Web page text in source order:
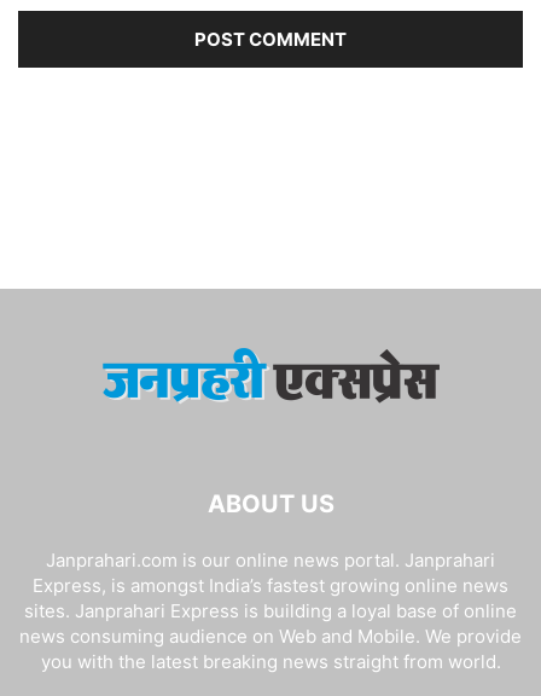
ABOUT US
Janprahari.com is our online news portal. Janprahari
Express, is amongst India’s fastest growing online news
sites. Janprahari Express is building a loyal base of online
news consuming audience on Web and Mobile. We provide
you with the latest breaking news straight from world.